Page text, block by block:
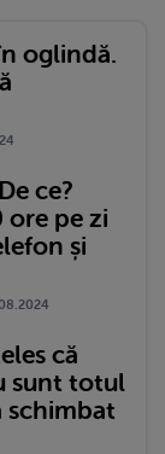
oglindă.
ce?
ore pe zi
și
că
sunt totul
schimbat